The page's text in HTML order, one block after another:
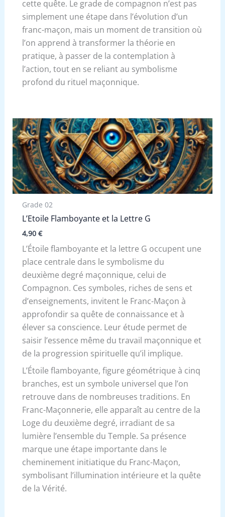
cette quête. Le grade de compagnon n’est pas
simplement une étape dans l’évolution d’un
franc-maçon, mais un moment de transition où
l’on apprend à transformer la théorie en
pratique, à passer de la contemplation à
l’action, tout en se reliant au symbolisme
profond du rituel maçonnique.
Grade 02
L’Etoile Flamboyante et la Lettre G
4,90 €
L’Étoile flamboyante et la lettre G occupent une
place centrale dans le symbolisme du
deuxième degré maçonnique, celui de
Compagnon. Ces symboles, riches de sens et
d’enseignements, invitent le Franc-Maçon à
approfondir sa quête de connaissance et à
élever sa conscience. Leur étude permet de
saisir l’essence même du travail maçonnique et
de la progression spirituelle qu’il implique.
L’Étoile flamboyante, figure géométrique à cinq
branches, est un symbole universel que l’on
retrouve dans de nombreuses traditions. En
Franc-Maçonnerie, elle apparaît au centre de la
Loge du deuxième degré, irradiant de sa
lumière l’ensemble du Temple. Sa présence
marque une étape importante dans le
cheminement initiatique du Franc-Maçon,
symbolisant l’illumination intérieure et la quête
de la Vérité.